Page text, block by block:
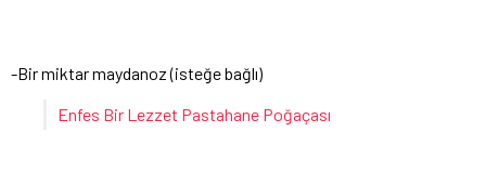
-Bir miktar maydanoz (isteğe bağlı)
Enfes Bir Lezzet Pastahane Poğaçası